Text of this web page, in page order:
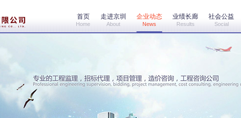
首页
Home
走进京圳
About
企业动态
News
业绩长廊
Results
社会公益
Social